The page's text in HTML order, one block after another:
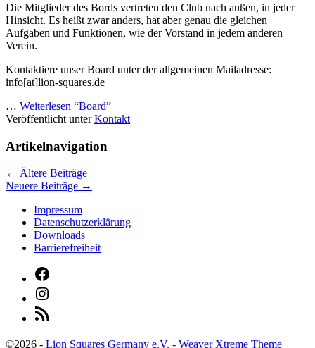
Die Mitglieder des Bords vertreten den Club nach außen, in jeder
Hinsicht. Es heißt zwar anders, hat aber genau die gleichen
Aufgaben und Funktionen, wie der Vorstand in jedem anderen
Verein.
Kontaktiere unser Board unter der allgemeinen Mailadresse:
info[at]lion-squares.de
… Weiterlesen “Board”
Veröffentlicht unter Kontakt
Artikelnavigation
← Ältere Beiträge
Neuere Beiträge →
Impressum
Datenschutzerklärung
Downloads
Barrierefreiheit
©2026 - Lion Squares Germany e.V. - Weaver Xtreme Theme